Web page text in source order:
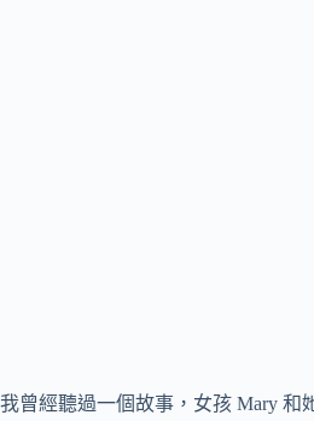
我曾經聽過一個故事，女孩 Mary 和